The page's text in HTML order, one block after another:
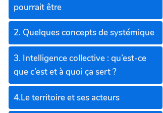
pourrait être
2. Quelques concepts de systémique
3. Intelligence collective : qu’est-ce
que c’est et à quoi ça sert ?
4.Le territoire et ses acteurs